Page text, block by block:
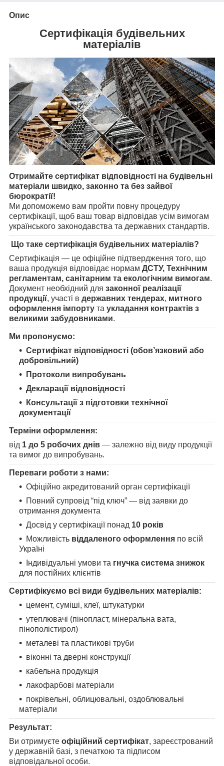
Опис
Сертифікація будівельних
матеріалів
Отримайте сертифікат відповідності на будівельні
матеріали швидко, законно та без зайвої
бюрократії!
Ми допоможемо вам пройти повну процедуру
сертифікації, щоб ваш товар відповідав усім вимогам
українського законодавства та державних стандартів.
Що таке сертифікація будівельних матеріалів?
Сертифікація — це офіційне підтвердження того, що
ваша продукція відповідає нормам ДСТУ, Технічним
регламентам, санітарним та екологічним вимогам.
Документ необхідний для законної реалізації
продукції, участі в державних тендерах, митного
оформлення імпорту та укладання контрактів з
великими забудовниками.
Ми пропонуємо:
Сертифікат відповідності (обов’язковий або
добровільний)
Протоколи випробувань
Декларації відповідності
Консультації з підготовки технічної
документації
Терміни оформлення:
від 1 до 5 робочих днів — залежно від виду продукції
та вимог до випробувань.
Переваги роботи з нами:
Офіційно акредитований орган сертифікації
Повний супровід “під ключ” — від заявки до
отримання документа
Досвід у сертифікації понад 10 років
Можливість віддаленого оформлення по всій
Україні
Індивідуальні умови та гнучка система знижок
для постійних клієнтів
Сертифікуємо всі види будівельних матеріалів:
цемент, суміші, клеї, штукатурки
утеплювачі (пінопласт, мінеральна вата,
пінополістирол)
металеві та пластикові труби
віконні та дверні конструкції
кабельна продукція
лакофарбові матеріали
покрівельні, облицювальні, оздоблювальні
матеріали
Результат:
Ви отримуєте офіційний сертифікат, зареєстрований
у державній базі, з печаткою та підписом
відповідальної особи.